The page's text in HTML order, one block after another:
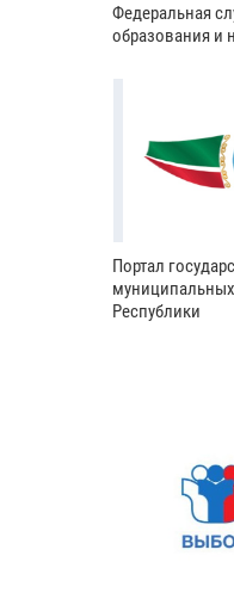
Федеральная
образования и
Портал
Республики